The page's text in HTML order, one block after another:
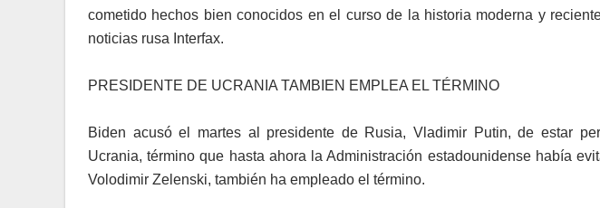
cometido hechos bien conocidos en el curso de la historia moderna y
noticias rusa Interfax.
PRESIDENTE DE UCRANIA TAMBIEN EMPLEA EL TÉRMINO
Biden acusó el martes al presidente de Rusia, Vladimir Putin, de estar
Ucrania, término que hasta ahora la Administración estadounidense había
Volodimir Zelenski, también ha empleado el término.